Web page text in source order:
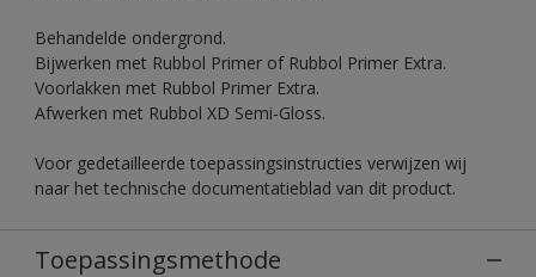
Behandelde ondergrond.
Bijwerken met Rubbol Primer of Rubbol Primer Extra.
Voorlakken met Rubbol Primer Extra.
Afwerken met Rubbol XD Semi-Gloss.
Voor gedetailleerde toepassingsinstructies verwijzen wij
naar het technische documentatieblad van dit product.
Toepassingsmethode